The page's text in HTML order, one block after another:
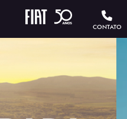
CONTATO